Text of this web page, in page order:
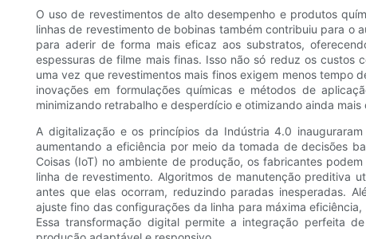
O uso de revestimentos de alto desempenho e produtos
linhas de revestimento de bobinas também contribuiu para o
para aderir de forma mais eficaz aos substratos,
espessuras de filme mais finas. Isso não só reduz os custos
uma vez que revestimentos mais finos exigem menos tempo
inovações em formulações químicas e métodos de
minimizando retrabalho e desperdício e otimizando ainda
A digitalização e os princípios da Indústria 4.0
aumentando a eficiência por meio da tomada de decisões
Coisas (IoT) no ambiente de produção, os fabricantes
linha de revestimento. Algoritmos de manutenção preditiva
antes que elas ocorram, reduzindo paradas inesperadas.
ajuste fino das configurações da linha para máxima
Essa transformação digital permite a integração perfeita